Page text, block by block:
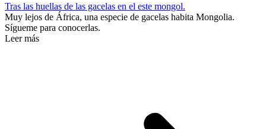
Tras las huellas de las gacelas en el este mongol.
Muy lejos de África, una especie de gacelas habita Mongolia.
Sígueme para conocerlas.
Leer más